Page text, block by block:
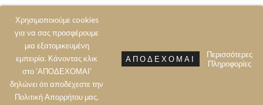
Χρησιμοποιούμε cookies
για να σας προσφέρουμε
μια εξατομικευμένη
εμπειρία. Κάνοντας κλικ
στο 'ΑΠΟΔΕΧΟΜΑΙ'
δηλώνει ότι αποδέχεστε την
Πολιτική Aπορρήτου μας.
ΑΠΟΔΈΧΟΜΑΙ
Περισσότερες
Πληροφορίες
© 2020 JOIN CLOTHES SA. ALL RIGHTS RESERVED